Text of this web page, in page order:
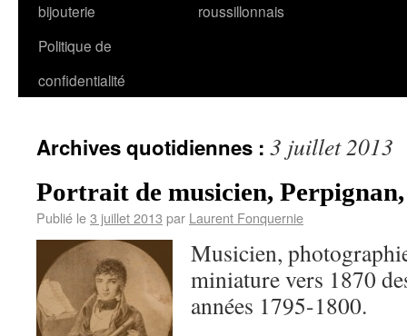
bijouterie
roussillonnais
Politique de
confidentialité
Archives quotidiennes : 3 juillet 2013
Portrait de musicien,
Publié le3 juillet 2013 par Laurent Fonquernie
Musicien,
miniature vers 1870
années 1795-1800.